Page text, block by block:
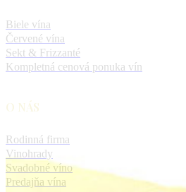
Biele vína
Červené vína
Sekt & Frizzanté
Kompletná cenová ponuka vín
O NÁS
Rodinná firma
Vinohrady
Svadobné víno
Predajňa vína